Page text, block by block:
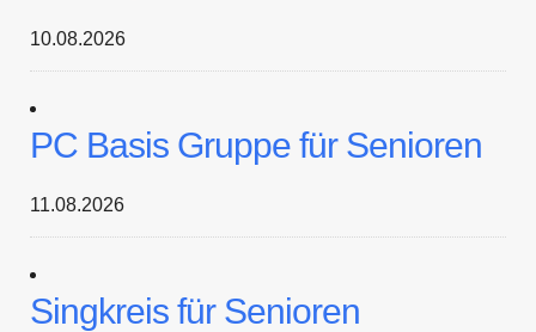
10.08.2026
PC Basis Gruppe für Senioren
11.08.2026
Singkreis für Senioren